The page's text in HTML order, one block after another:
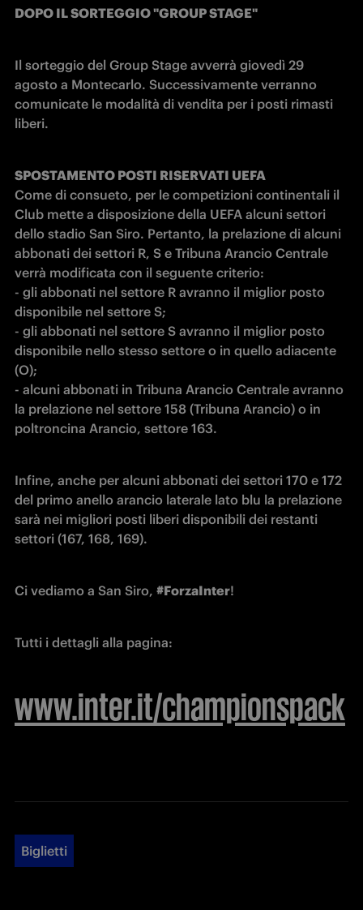
DOPO IL SORTEGGIO "GROUP STAGE"
Il sorteggio del Group Stage avverrà giovedì 29
agosto a Montecarlo. Successivamente verranno
comunicate le modalità di vendita per i posti rimasti
liberi.
SPOSTAMENTO POSTI RISERVATI UEFA
Come di consueto, per le competizioni continentali il
Club mette a disposizione della UEFA alcuni settori
dello stadio San Siro. Pertanto, la prelazione di alcuni
abbonati dei settori R, S e Tribuna Arancio Centrale
verrà modificata con il seguente criterio:
- gli abbonati nel settore R avranno il miglior posto
disponibile nel settore S;
- gli abbonati nel settore S avranno il miglior posto
disponibile nello stesso settore o in quello adiacente
(O);
- alcuni abbonati in Tribuna Arancio Centrale avranno
la prelazione nel settore 158 (Tribuna Arancio) o in
poltroncina Arancio, settore 163.
Infine, anche per alcuni abbonati dei settori 170 e 172
del primo anello arancio laterale lato blu la prelazione
sarà nei migliori posti liberi disponibili dei restanti
settori (167, 168, 169).
Ci vediamo a San Siro, #ForzaInter!
Tutti i dettagli alla pagina:
www.inter.it/championspack
Biglietti